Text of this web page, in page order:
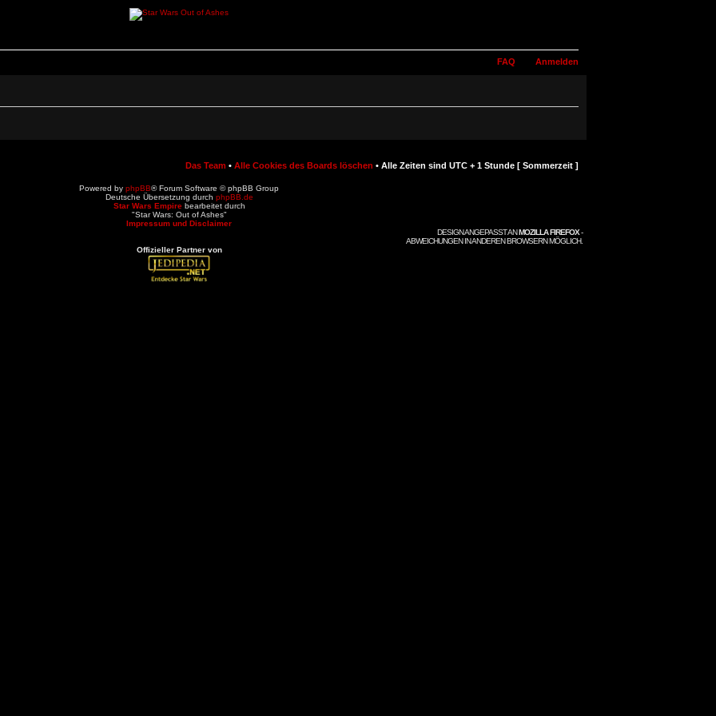
FAQ Anmelden
Das Team • Alle Cookies des Boards löschen • Alle Zeiten sind UTC + 1 Stunde [ Sommerzeit ]
Powered by phpBB® Forum Software © phpBB Group
Deutsche Übersetzung durch phpBB.de
Star Wars Empirebearbeitet durch
"Star Wars: Out of Ashes"
Impressum und Disclaimer
DESIGN ANGEPASST ANMOZILLA FIREFOX-
ABWEICHUNGEN IN ANDEREN BROWSERN MÖGLICH.
Offizieller Partner von